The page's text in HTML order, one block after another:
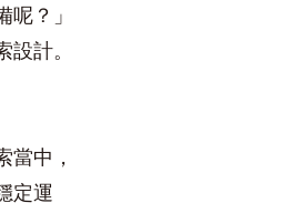
？」
計。
當中，
定運